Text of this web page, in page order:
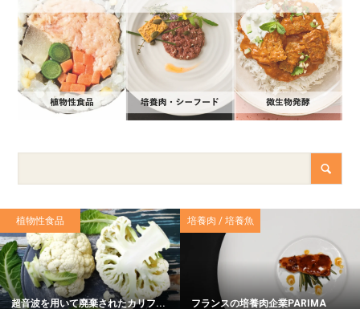
植物性食品
超音波を用いて廃棄されたカリフ...
培養肉 / 培養魚
フランスの培養肉企業PARIMA